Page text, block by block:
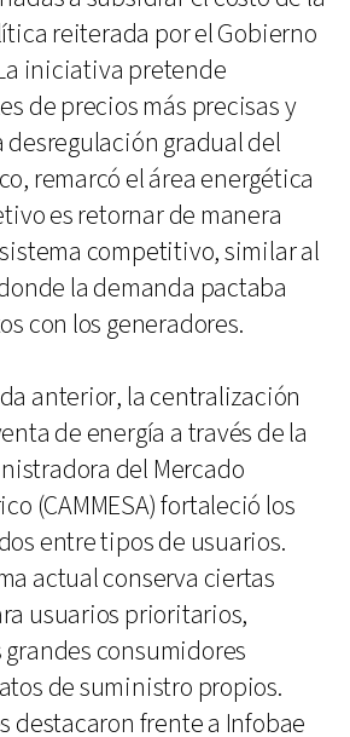
reiterada por el Gobierno
iniciativa pretende
de precios más precisas y
desregulación gradual del
remarcó el área energética
es retornar de manera
competitivo, similar al
la demanda pactaba
con los generadores.
anterior, la centralización
de energía a través de la
del Mercado
(CAMMESA) fortaleció los
entre tipos de usuarios.
actual conserva ciertas
usuarios prioritarios,
consumidores
de suministro propios.
destacaron frente a Infobae